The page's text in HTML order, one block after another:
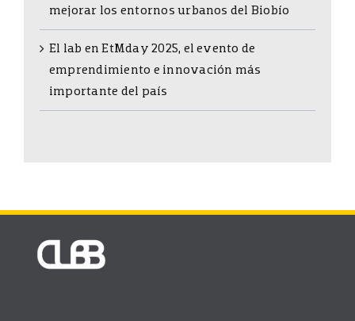
mejorar los entornos urbanos del Biobío
El lab en EtMday 2025, el evento de
emprendimiento e innovación más
importante del país